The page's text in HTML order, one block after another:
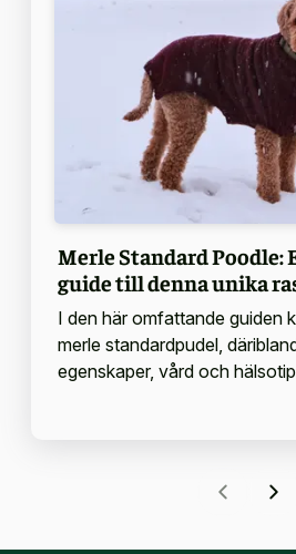
Merle Standard Poodle:
guide till denna unika
I den här omfattande guiden
merle standardpudel,
egenskaper, vård och